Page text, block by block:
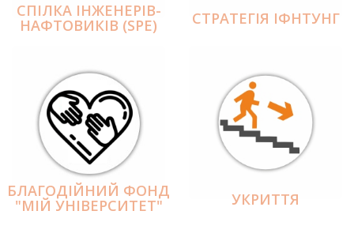
СПІЛКА ІНЖЕНЕРІВ-
НАФТОВИКІВ (SPE) СТРАТЕГІЯ ІФНТУНГ
БЛАГОДІЙНИЙ ФОНД
"МІЙ УНІВЕРСИТЕТ" УКРИТТЯ